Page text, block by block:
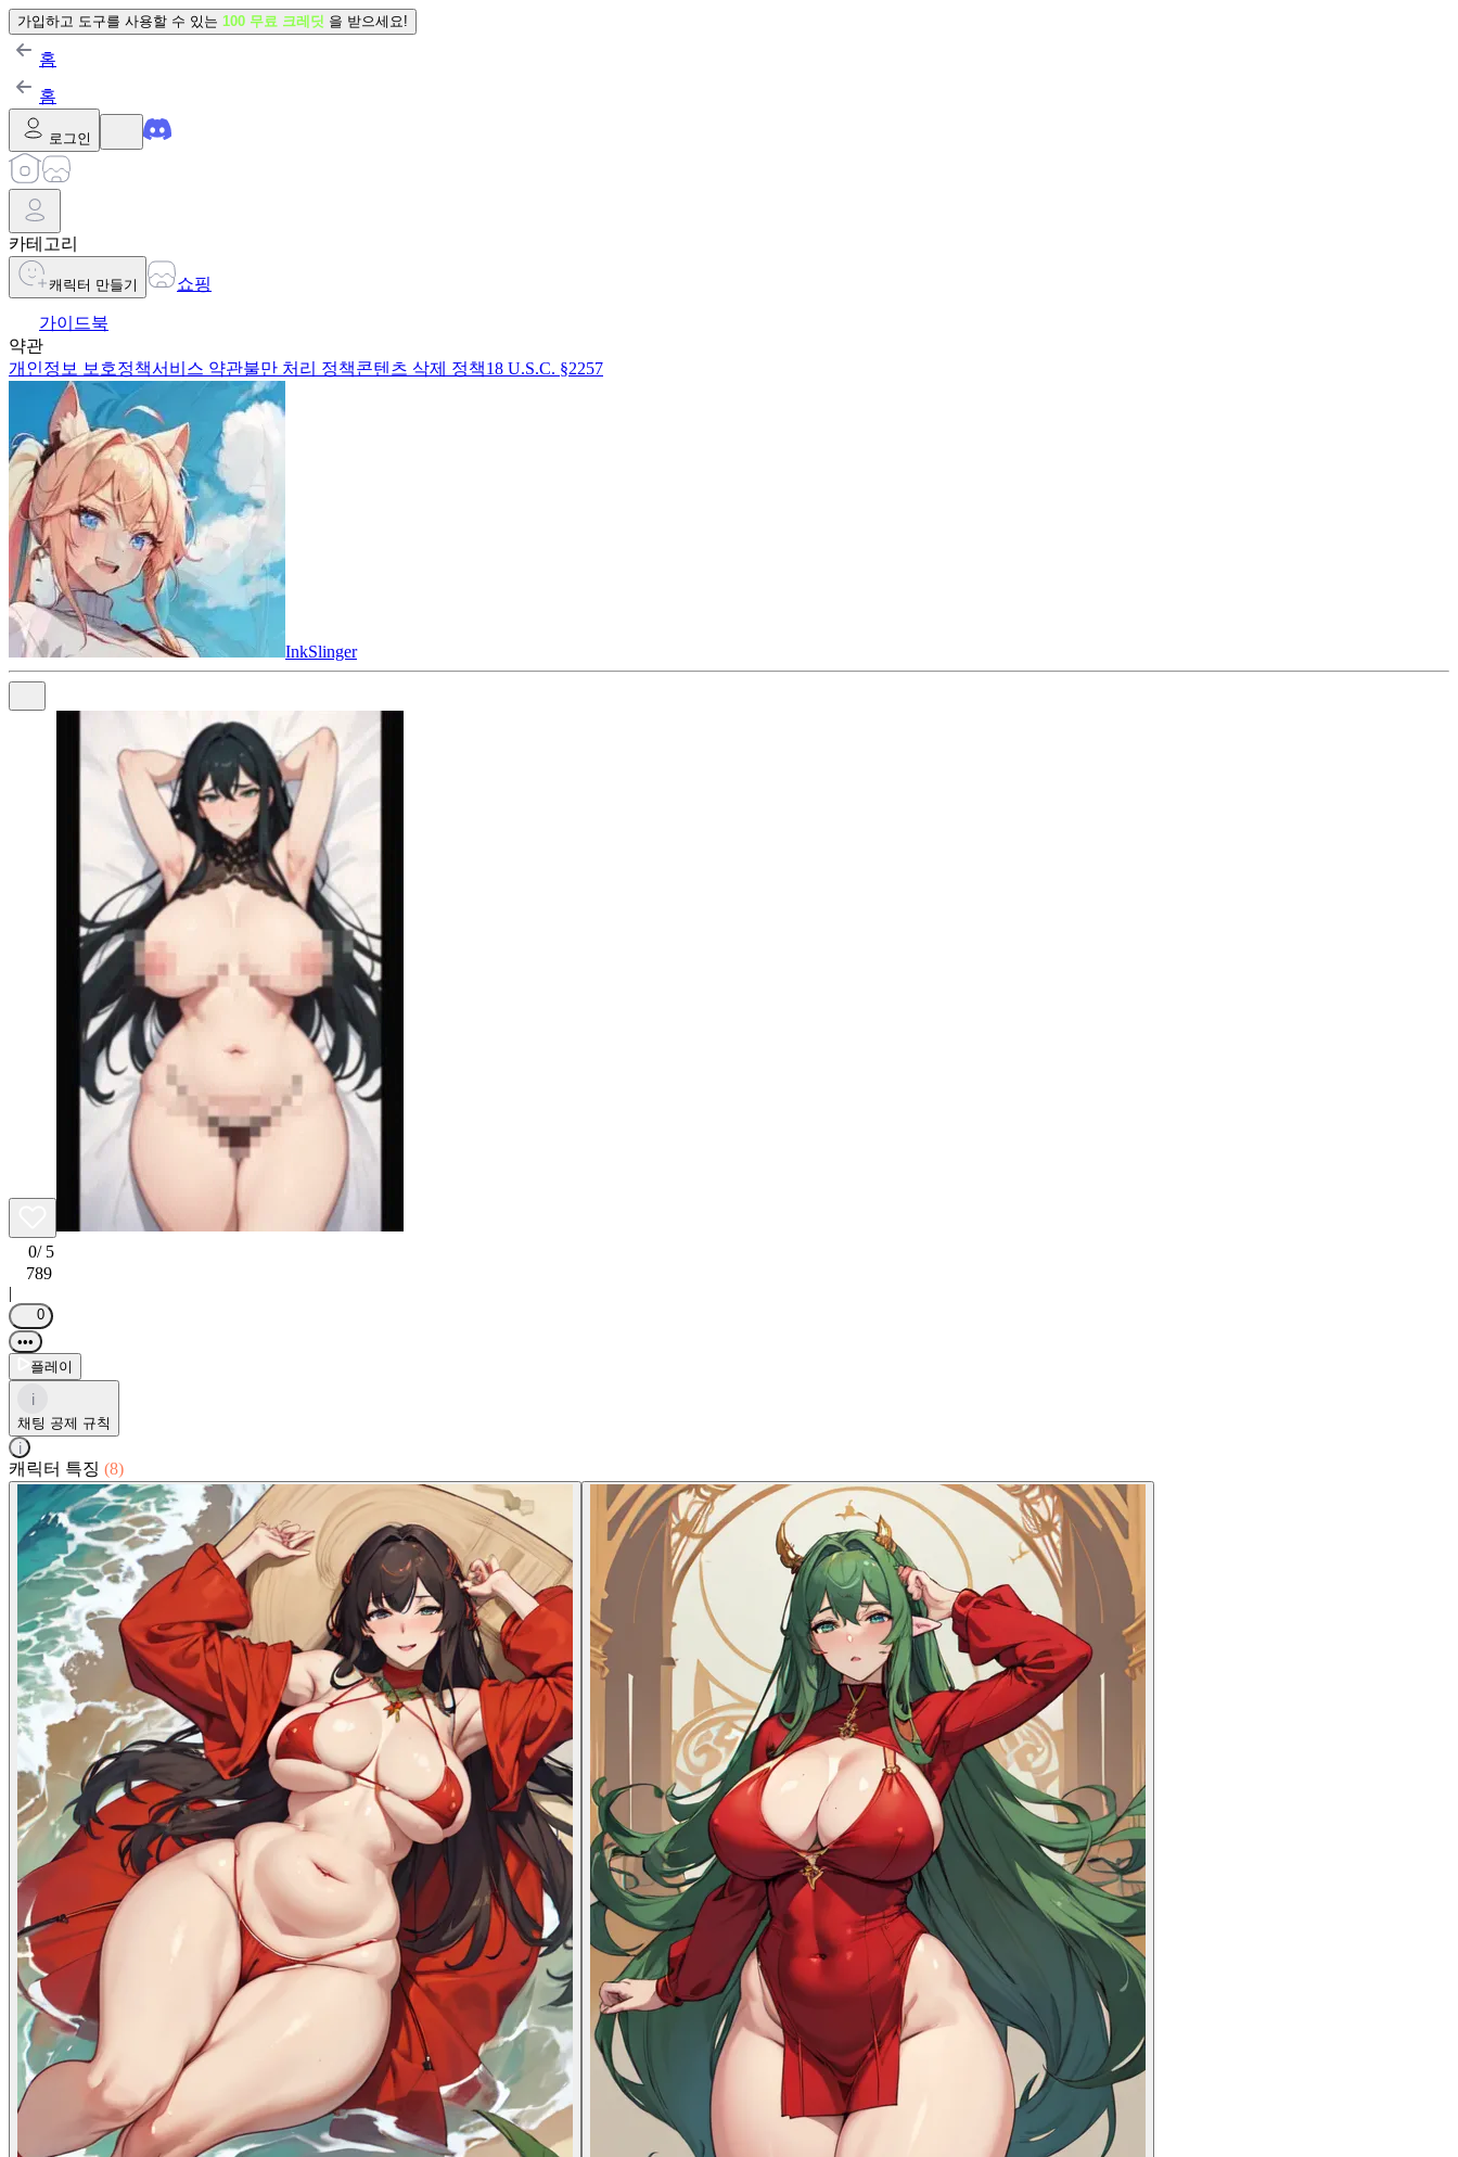
가입하고 도구를 사용할 수 있는 100 무료 크레딧 을 받으세요!
홈
홈
로그인
카테고리
캐릭터 만들기 쇼핑
가이드북
약관
개인정보 보호정책서비스 약관불만 처리 정책콘텐츠 삭제 정책18 U.S.C. §2257
InkSlinger
0/ 5
789
|
0
•••
플레이
i
채팅 공제 규칙
i
캐릭터 특징 (8)